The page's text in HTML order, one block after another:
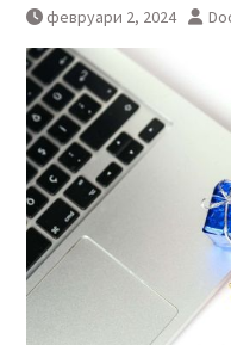
февруари 2, 2024